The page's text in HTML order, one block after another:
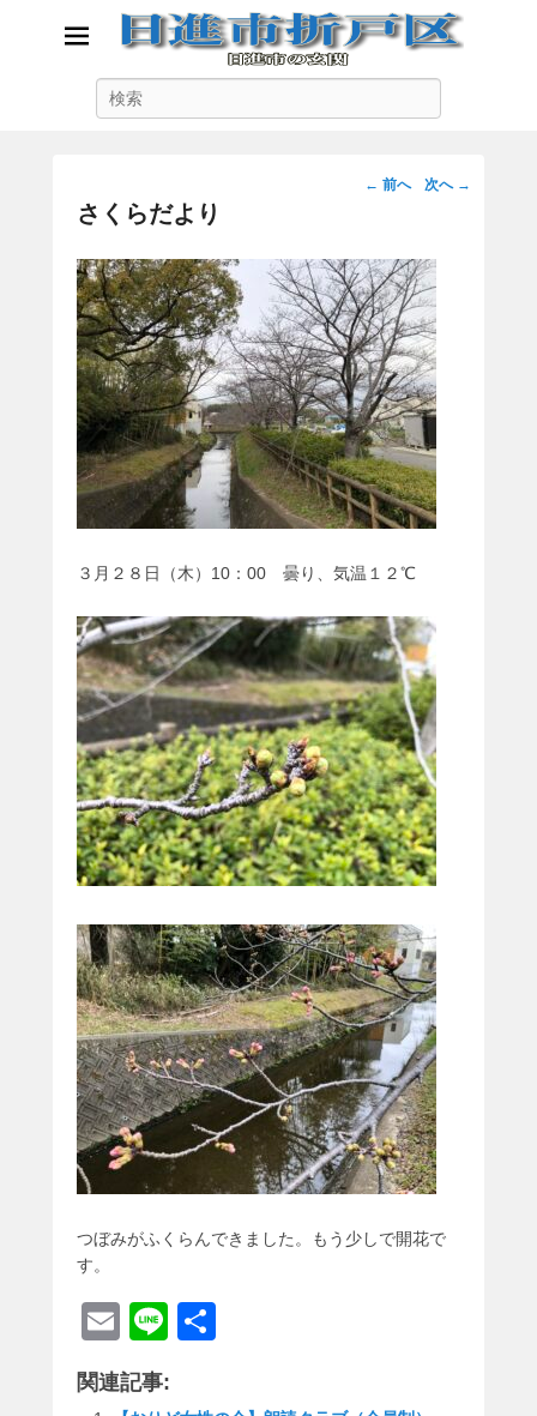
日進市折戸区
投
ビ
ゲ
ー
シ
ョ
ン
← 前へ 次へ →
さくらだより
３月２８日（木）10：00 曇り、気温１２℃
つぼみがふくらんできました。もう少しで開花で
す。
E
m
ail
Li
e
関連記事: